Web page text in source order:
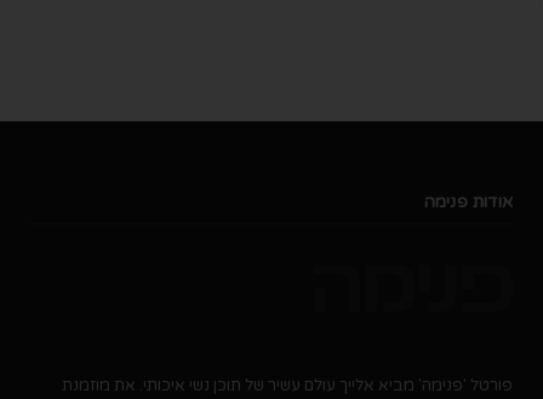
אודות פנימה
פורטל 'פנימה' מביא אלייך עולם עשיר של תוכן נשי איכותי. את מוזמנת